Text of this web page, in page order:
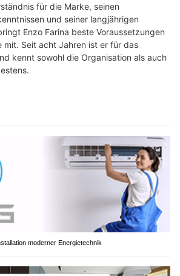
für die Marke, seinen
und seiner langjährigen
Enzo Farina beste Voraussetzungen
mit. Seit acht Jahren ist er für das
kennt sowohl die Organisation als auch
moderner Energietechnik